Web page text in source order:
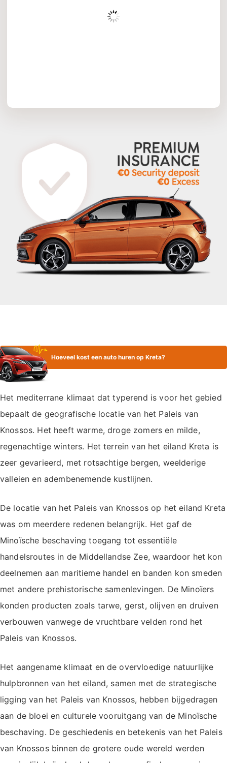
Hoeveel kost een auto huren op Kreta?
Het mediterrane klimaat dat typerend is voor het gebied
bepaalt de geografische locatie van het Paleis van
Knossos. Het heeft warme, droge zomers en milde,
regenachtige winters. Het terrein van het eiland Kreta is
zeer gevarieerd, met rotsachtige bergen, weelderige
valleien en adembenemende kustlijnen.
De locatie van het Paleis van Knossos op het eiland Kreta
was om meerdere redenen belangrijk. Het gaf de
Minoïsche beschaving toegang tot essentiële
handelsroutes in de Middellandse Zee, waardoor het kon
deelnemen aan maritieme handel en banden kon smeden
met andere prehistorische samenlevingen. De Minoïers
konden producten zoals tarwe, gerst, olijven en druiven
verbouwen vanwege de vruchtbare velden rond het
Paleis van Knossos.
Het aangename klimaat en de overvloedige natuurlijke
hulpbronnen van het eiland, samen met de strategische
ligging van het Paleis van Knossos, hebben bijgedragen
aan de bloei en culturele vooruitgang van de Minoïsche
beschaving. De geschiedenis en betekenis van het Paleis
van Knossos binnen de grotere oude wereld werden